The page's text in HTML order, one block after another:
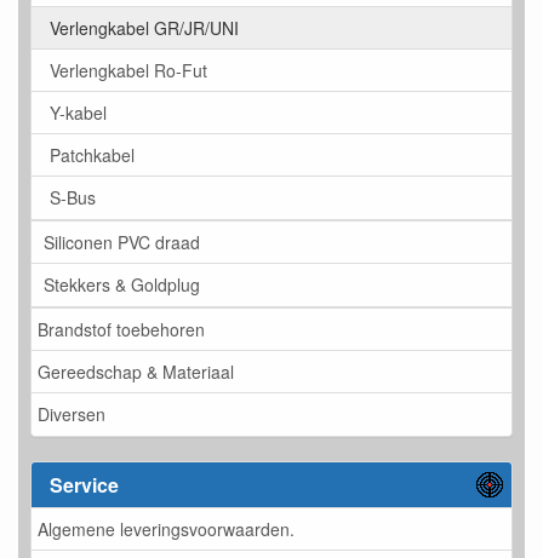
Verlengkabel GR/JR/UNI
Verlengkabel Ro-Fut
Y-kabel
Patchkabel
S-Bus
Siliconen PVC draad
Stekkers & Goldplug
Brandstof toebehoren
Gereedschap & Materiaal
Diversen
Service
Algemene leveringsvoorwaarden.